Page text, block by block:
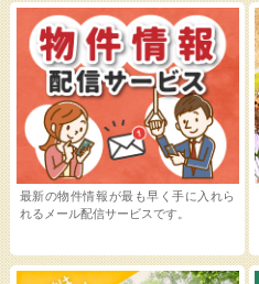
最新の物件情報が最も早く手に入れら
れるメール配信サービスです。